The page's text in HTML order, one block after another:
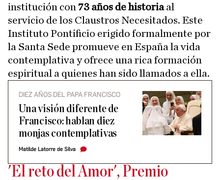
institución con 73 años de historiaal
servicio de los Claustros Necesitados. Este
Instituto Pontificio erigido formalmente por
la Santa Sede promueve en España la vida
contemplativa y ofrece una rica formación
espiritual a quienes han sido llamados a ella.
DIEZ AÑOS DEL PAPA FRANCISCO
Una visión diferente de
Francisco: hablan diez
monjas contemplativas
Matilde Latorre de Silva
'El reto del Amor', Premio